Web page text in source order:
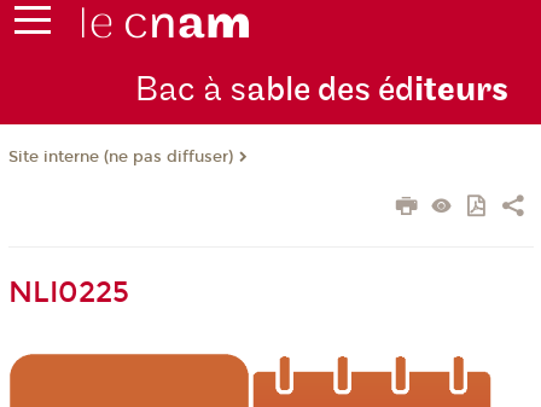
Bac à sable des éditeurs
Site interne (ne pas diffuser)
NLI0225